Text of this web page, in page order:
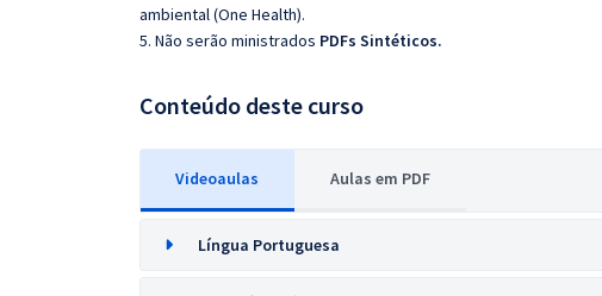
ambiental (One Health).
5. Não serão ministrados PDFs Sintéticos.
Conteúdo deste curso
Videoaulas Aulas em PDF
Língua Portuguesa